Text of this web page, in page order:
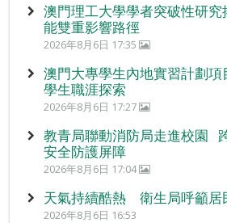
澳門理工大學學者突破性研
能雙重影響路徑
2026年8月6日 17:35
澳門大專學生內地實習計劃
學生職涯探索
2026年8月6日 17:27
教青局聯動消防局走進校園
安全防護屏障
2026年8月6日 17:04
天氣持續酷熱 衛生局呼籲居
2026年8月6日 16:53